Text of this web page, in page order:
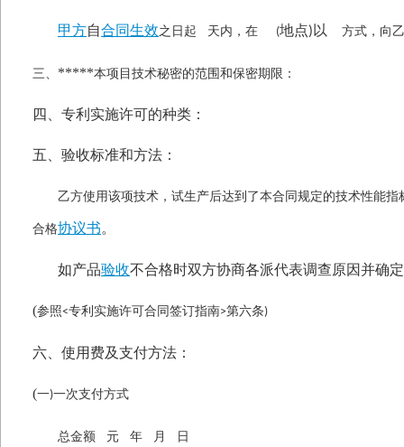
甲方自合同生效之日起 天内，在 (地点) 以 方式，向
三、 *****本项目技术秘密的范围和保密期限：
四、专利实施许可的种类：
五、验收标准和方法：
乙方使用该项技术，试生产后达到了本合同规定的技术性能指
合格协议书。
如产品验收不合格时双方协商各派代表调查原因并确
(参照<专利实施许可合同签订指南>第六条)
六、使用费及支付方法：
(一)一次支付方式
总金额 元 年 月 日